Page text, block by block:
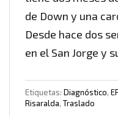
de Down y una
Desde hace dos
en el San Jorge y
Etiquetas: Diagnóstico,
Risaralda, Traslado